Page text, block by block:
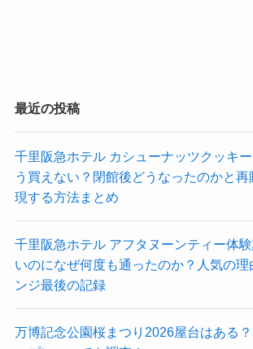
最近の投稿